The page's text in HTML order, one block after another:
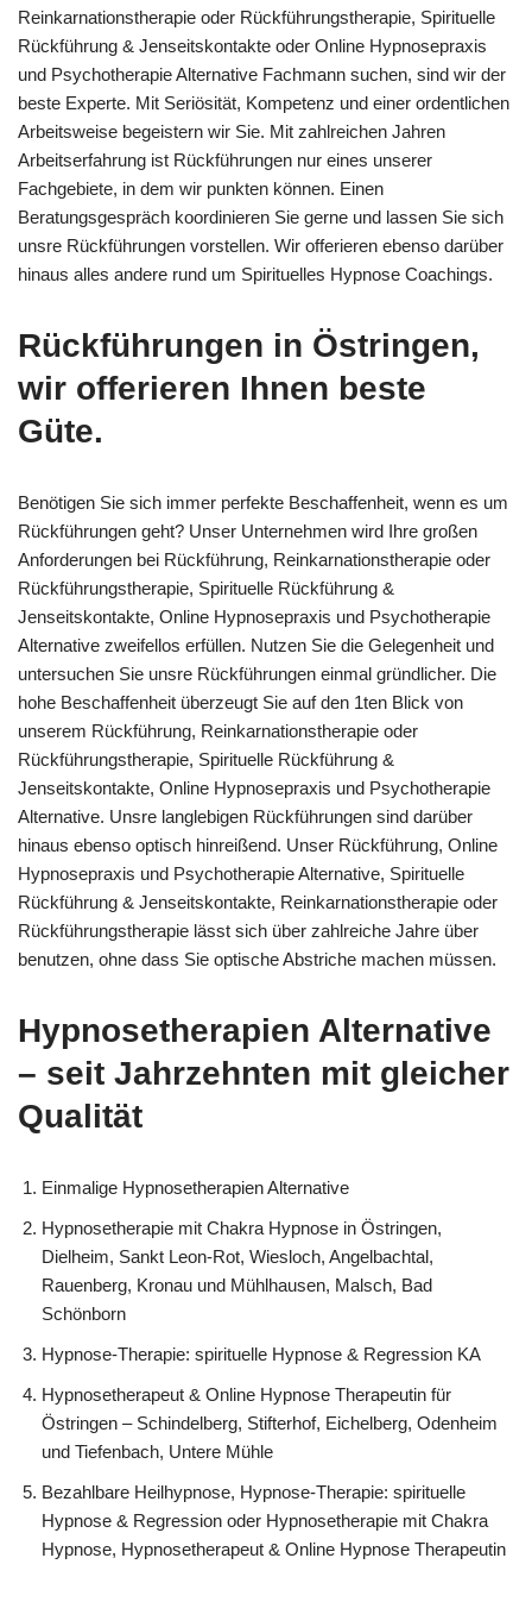
Reinkarnationstherapie oder Rückführungstherapie, Spirituelle
Rückführung & Jenseitskontakte oder Online Hypnosepraxis
und Psychotherapie Alternative Fachmann suchen, sind wir der
beste Experte. Mit Seriösität, Kompetenz und einer ordentlichen
Arbeitsweise begeistern wir Sie. Mit zahlreichen Jahren
Arbeitserfahrung ist Rückführungen nur eines unserer
Fachgebiete, in dem wir punkten können. Einen
Beratungsgespräch koordinieren Sie gerne und lassen Sie sich
unsre Rückführungen vorstellen. Wir offerieren ebenso darüber
hinaus alles andere rund um Spirituelles Hypnose Coachings.
Rückführungen in Östringen,
wir offerieren Ihnen beste
Güte.
Benötigen Sie sich immer perfekte Beschaffenheit, wenn es um
Rückführungen geht? Unser Unternehmen wird Ihre großen
Anforderungen bei Rückführung, Reinkarnationstherapie oder
Rückführungstherapie, Spirituelle Rückführung &
Jenseitskontakte, Online Hypnosepraxis und Psychotherapie
Alternative zweifellos erfüllen. Nutzen Sie die Gelegenheit und
untersuchen Sie unsre Rückführungen einmal gründlicher. Die
hohe Beschaffenheit überzeugt Sie auf den 1ten Blick von
unserem Rückführung, Reinkarnationstherapie oder
Rückführungstherapie, Spirituelle Rückführung &
Jenseitskontakte, Online Hypnosepraxis und Psychotherapie
Alternative. Unsre langlebigen Rückführungen sind darüber
hinaus ebenso optisch hinreißend. Unser Rückführung, Online
Hypnosepraxis und Psychotherapie Alternative, Spirituelle
Rückführung & Jenseitskontakte, Reinkarnationstherapie oder
Rückführungstherapie lässt sich über zahlreiche Jahre über
benutzen, ohne dass Sie optische Abstriche machen müssen.
Hypnosetherapien Alternative
– seit Jahrzehnten mit gleicher
Qualität
Einmalige Hypnosetherapien Alternative
Hypnosetherapie mit Chakra Hypnose in Östringen,
Dielheim, Sankt Leon-Rot, Wiesloch, Angelbachtal,
Rauenberg, Kronau und Mühlhausen, Malsch, Bad
Schönborn
Hypnose-Therapie: spirituelle Hypnose & Regression KA
Hypnosetherapeut & Online Hypnose Therapeutin für
Östringen – Schindelberg, Stifterhof, Eichelberg, Odenheim
und Tiefenbach, Untere Mühle
Bezahlbare Heilhypnose, Hypnose-Therapie: spirituelle
Hypnose & Regression oder Hypnosetherapie mit Chakra
Hypnose, Hypnosetherapeut & Online Hypnose Therapeutin